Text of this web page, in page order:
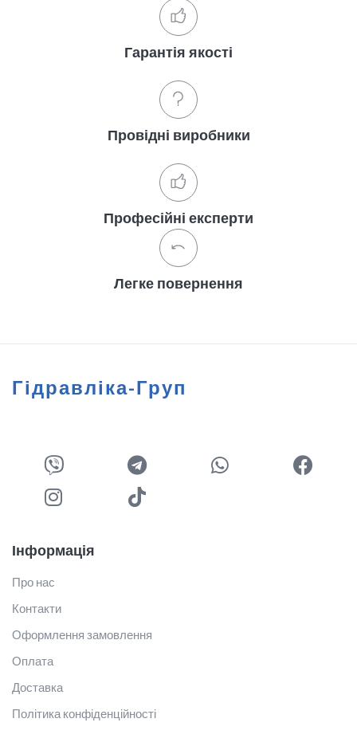
Гарантія якості
Провідні виробники
Професійні експерти
Легке повернення
Гідравліка-Груп
Інформація
Про нас
Контакти
Оформлення замовлення
Оплата
Доставка
Політика конфіденційності